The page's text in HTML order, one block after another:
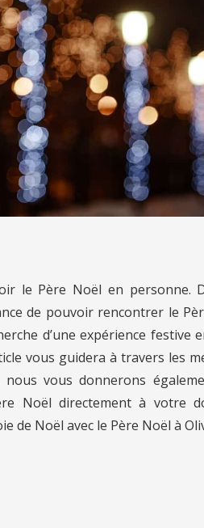
le Père Noël en personne.
de pouvoir rencontrer le
d’une expérience festive
vous guidera à travers les
vous donnerons
Noël directement à votre
de Noël avec le Père Noël à